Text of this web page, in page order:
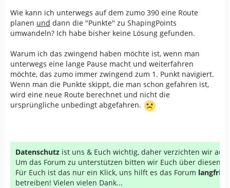
Wie kann ich unterwegs auf dem zumo 390 eine Route
planen und dann die "Punkte" zu ShapingPoints
umwandeln? Ich habe bisher keine Lösung gefunden.
Warum ich das zwingend haben möchte ist, wenn man
unterwegs eine lange Pause macht und weiterfahren
möchte, das zumo immer zwingend zum 1. Punkt navigiert.
Wenn man die Punkte skippt, die man schon gefahren ist,
wird eine neue Route berechnet und nicht die
ursprüngliche unbedingt abgefahren.
Datenschutz ist uns & Euch wichtig, daher verzichten wir auf
Um das Forum zu unterstützen bitten wir Euch über diesen
Für Euch ist das nur ein Klick, uns hilft es das Forum
betreiben! Vielen vielen Dank...